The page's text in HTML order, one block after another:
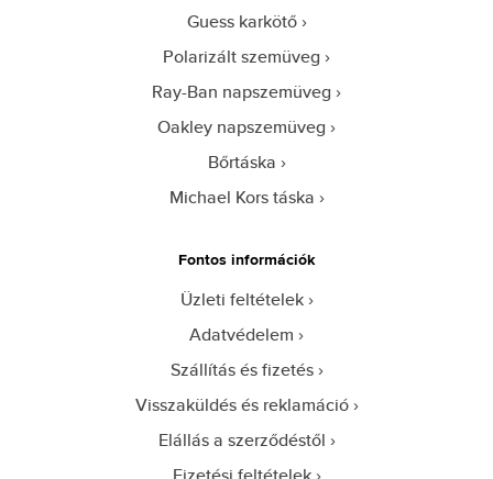
Guess karkötő
Polarizált szemüveg
Ray-Ban napszemüveg
Oakley napszemüveg
Bőrtáska
Michael Kors táska
Fontos információk
Üzleti feltételek
Adatvédelem
Szállítás és fizetés
Visszaküldés és reklamáció
Elállás a szerződéstől